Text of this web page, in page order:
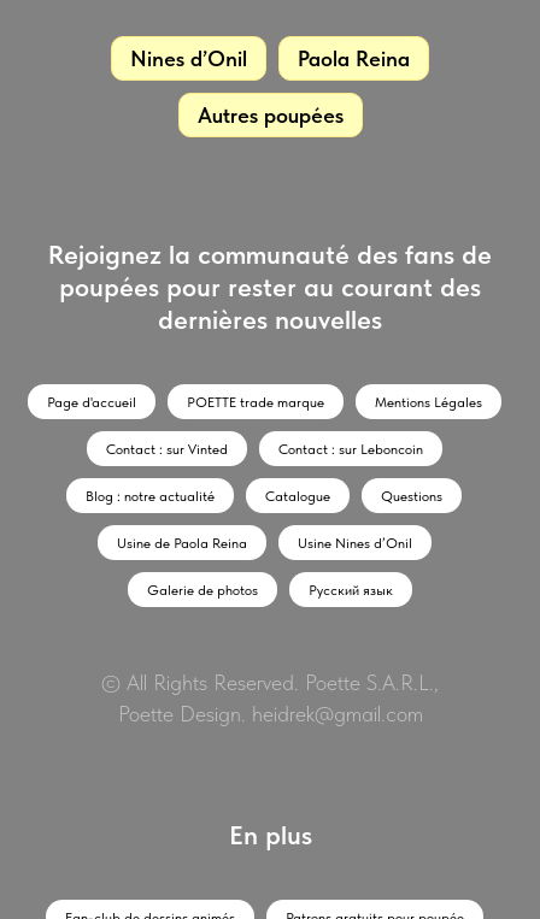
Nines d’Onil Paola Reina
Autres poupées
Rejoignez la communauté des fans de
poupées pour rester au courant des
dernières nouvelles
Page d'accueil POETTE trade marque Mentions Légales
Contact : sur Vinted Contact : sur Leboncoin
Blog : notre actualité Catalogue Questions
Usine de Paola Reina Usine Nines d’Onil
Galerie de photos Русский язык
© All Rights Reserved. Poette S.A.R.L.,
Poette Design. heidrek@gmail.com
En plus